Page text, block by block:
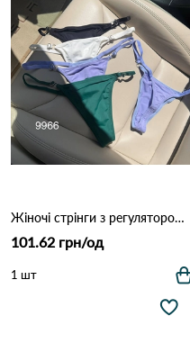
Жіночі стрінги з регулятором DALLIANCE 9966 Різні кольори
101.62 грн/од
1 шт